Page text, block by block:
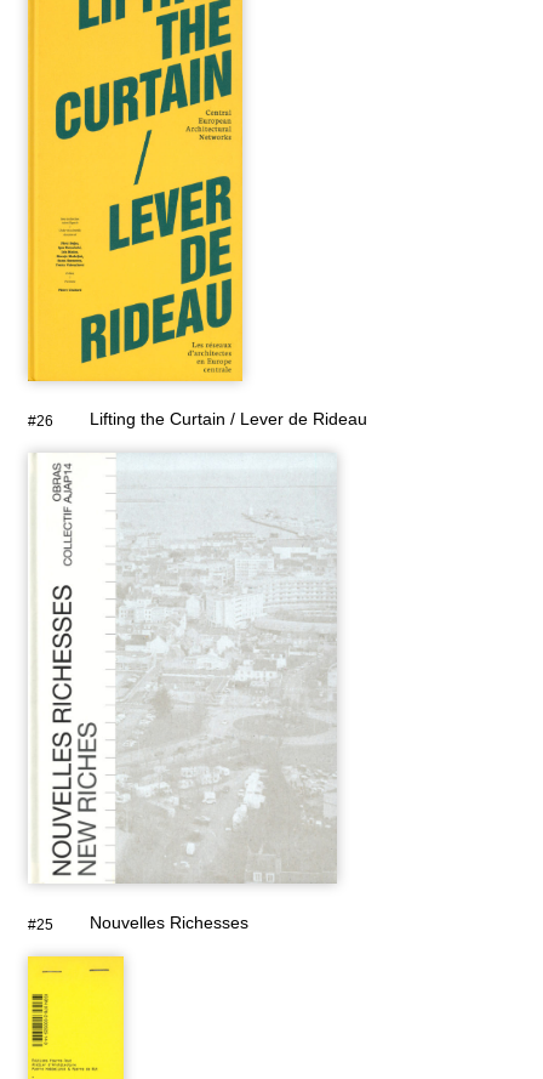
#26 Lifting the Curtain / Lever de Rideau
#25 Nouvelles Richesses